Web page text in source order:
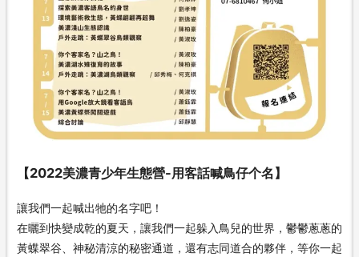
【2022美濃青少年生態營-用客話喊鳥仔个名】
讓我們一起喊出牠的名字吧！
在曬到快變成乾的夏天，讓我們一起躲入鳥兒的世界，鬱鬱蔥蔥的
黃蝶翠谷、神秘清涼的秘密通道，還有志同道合的夥伴，等你一起